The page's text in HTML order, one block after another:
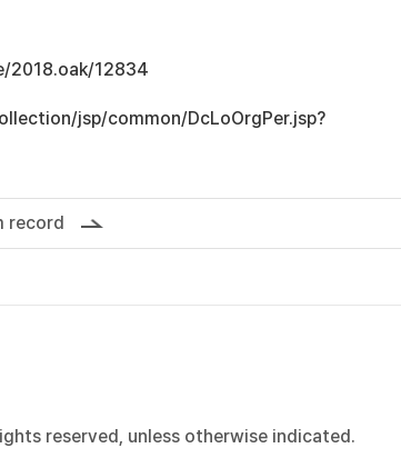
2018.oak/12834
jsp/common/DcLoOrgPer.jsp?
record
reserved, unless otherwise indicated.